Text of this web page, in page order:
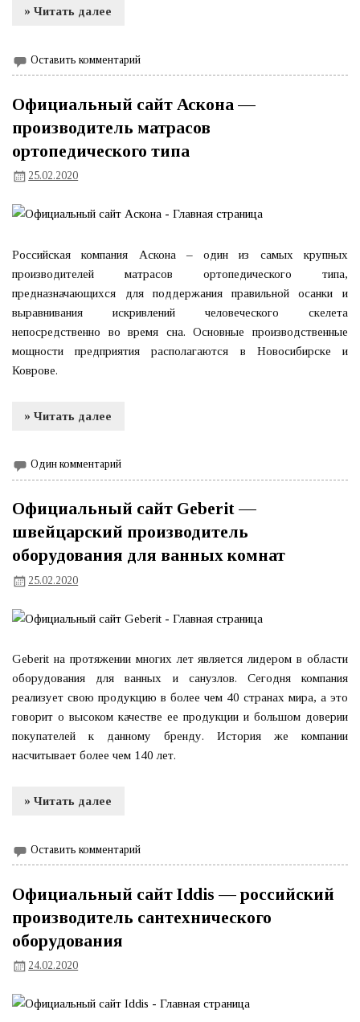
» Читать далее
Оставить комментарий
Официальный сайт Аскона —
производитель матрасов
ортопедического типа
25.02.2020
Российская компания Аскона – один из самых крупных
производителей матрасов ортопедического типа,
предназначающихся для поддержания правильной осанки и
выравнивания искривлений человеческого скелета
непосредственно во время сна. Основные производственные
мощности предприятия располагаются в Новосибирске и
Коврове.
» Читать далее
Один комментарий
Официальный сайт Geberit —
швейцарский производитель
оборудования для ванных комнат
25.02.2020
Geberit на протяжении многих лет является лидером в области
оборудования для ванных и санузлов. Сегодня компания
реализует свою продукцию в более чем 40 странах мира, а это
говорит о высоком качестве ее продукции и большом доверии
покупателей к данному бренду. История же компании
насчитывает более чем 140 лет.
» Читать далее
Оставить комментарий
Официальный сайт Iddis — российский
производитель сантехнического
оборудования
24.02.2020